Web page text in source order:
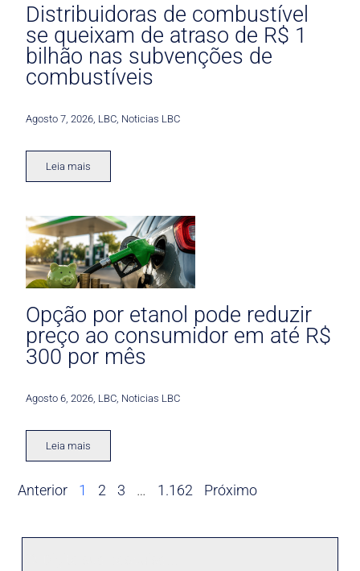
Distribuidoras de combustível
se queixam de atraso de R$ 1
bilhão nas subvenções de
combustíveis
Agosto 7, 2026 LBC Noticias LBC
Leia mais
Opção por etanol pode reduzir
preço ao consumidor em até R$
300 por mês
Agosto 6, 2026 LBC Noticias LBC
Leia mais
Anterior 1 2 3 … 1.162 Próximo